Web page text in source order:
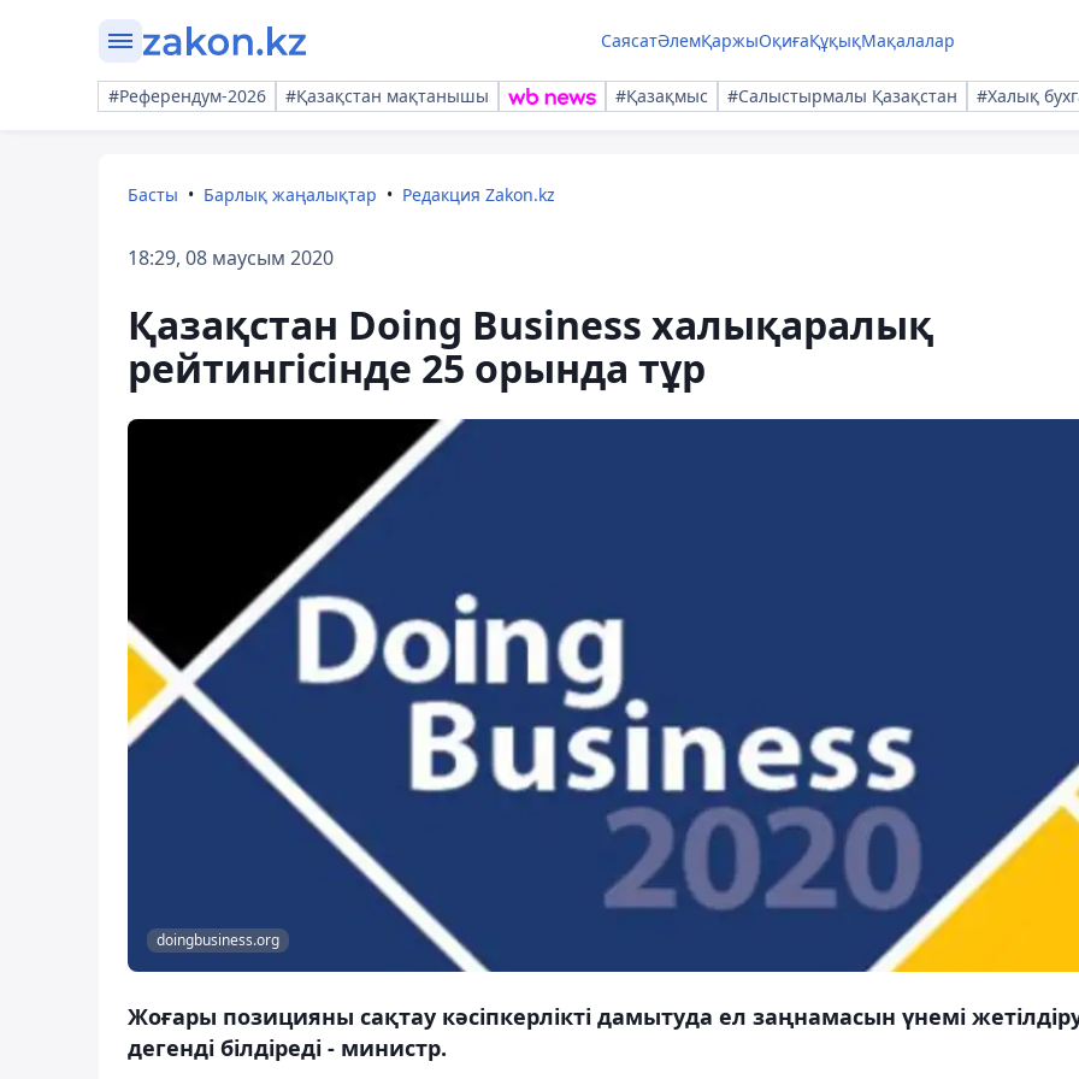
СаясатӘлемҚаржыОқиғаҚұқықМақалалар
#Референдум-2026 #Қазақстан мақтанышы #Қазақмыс #Салыстырмалы Қазақстан #Халық
Басты Барлық жаңалықтар Редакция Zakon.kz
18:29, 08 маусым 2020
Қазақстан Doing Business халықаралық
рейтингісінде 25 орында тұр
doingbusiness.org
Жоғары позицияны сақтау кәсіпкерлікті дамытуда ел заңнамасын үнемі
дегенді білдіреді - министр.